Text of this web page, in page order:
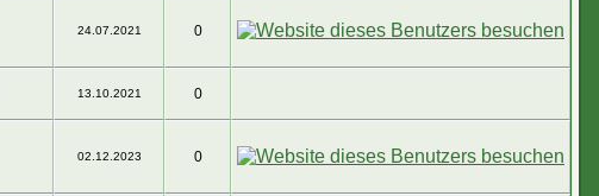
24.07.2021 0
13.10.2021 0
02.12.2023 0